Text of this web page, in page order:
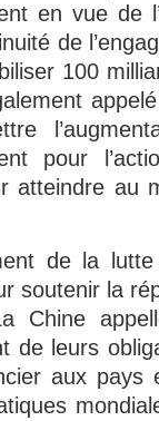
en vue de
de
100
pour
atteindre au
de la
soutenir la
Chine
de leurs
aux pays